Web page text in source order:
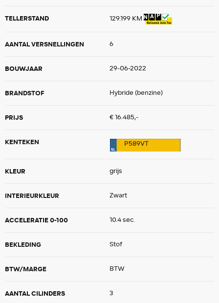
TELLERSTAND 129.199 KM
AANTAL VERSNELLINGEN 6
BOUWJAAR 29-06-2022
BRANDSTOF Hybride (benzine)
PRIJS € 16.485,-
KENTEKEN P589VT
KLEUR grijs
INTERIEURKLEUR Zwart
ACCELERATIE 0-100 10.4 sec.
BEKLEDING Stof
BTW/MARGE BTW
AANTAL CILINDERS 3